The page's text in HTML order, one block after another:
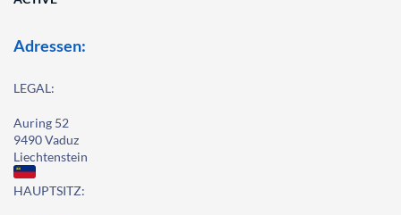
Adressen:
LEGAL:
Auring 52
9490 Vaduz
Liechtenstein
HAUPTSITZ: